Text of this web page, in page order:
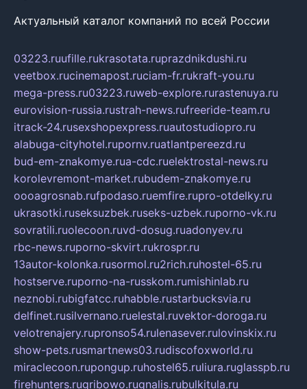
Актуальный каталог компаний по всей России
03223.ruufille.rukrasotata.ruprazdnikdushi.ru
veetbox.rucinemapost.ruciam-fr.rukraft-you.ru
mega-press.ru03223.ruweb-explore.rurastenuya.ru
eurovision-russia.rustrah-news.rufreeride-team.ru
itrack-24.rusexshopexpress.ruautostudiopro.ru
alabuga-cityhotel.rupornv.ruatlantpereezd.ru
bud-em-znakomye.rua-cdc.ruelektrostal-news.ru
korolevremont-market.rubudem-znakomye.ru
oooagrosnab.rufpodaso.ruemfire.rupro-otdelky.ru
ukrasotki.ruseksuzbek.ruseks-uzbek.ruporno-vk.ru
sovratili.ruolecoon.ruvd-dosug.ruadonyev.ru
rbc-news.ruporno-skvirt.rukrospr.ru
13autor-kolonka.rusormol.ru2rich.ruhostel-65.ru
hostserve.ruporno-na-russkom.rumishinlab.ru
neznobi.rubigfatcc.ruhabble.rustarbucksvia.ru
delfinet.rusilvernano.ruelestal.ruvektor-doroga.ru
velotrenajery.rupronso54.rulenasever.rulovinskix.ru
show-pets.rusmartnews03.rudiscofoxworld.ru
miraclecoon.rupongup.ruhostel65.ruliura.ruglasspb.ru
firehunters.rugribowo.rugnalis.rubulkitula.ru